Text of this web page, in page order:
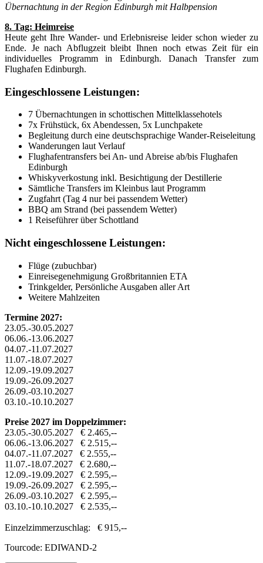
Übernachtung in der Region Edinburgh mit Halbpension
8. Tag: Heimreise
Heute geht Ihre Wander- und Erlebnisreise leider schon wieder zu
Ende. Je nach Abflugzeit bleibt Ihnen noch etwas Zeit für ein
individuelles Programm in Edinburgh. Danach Transfer zum
Flughafen Edinburgh.
Eingeschlossene Leistungen:
7 Übernachtungen in schottischen Mittelklassehotels
7x Frühstück, 6x Abendessen, 5x Lunchpakete
Begleitung durch eine deutschsprachige Wander-Reiseleitung
Wanderungen laut Verlauf
Flughafentransfers bei An- und Abreise ab/bis Flughafen
Edinburgh
Whiskyverkostung inkl. Besichtigung der Destillerie
Sämtliche Transfers im Kleinbus laut Programm
Zugfahrt (Tag 4 nur bei passendem Wetter)
BBQ am Strand (bei passendem Wetter)
1 Reiseführer über Schottland
Nicht eingeschlossene Leistungen:
Flüge (zubuchbar)
Einreisegenehmigung Großbritannien ETA
Trinkgelder, Persönliche Ausgaben aller Art
Weitere Mahlzeiten
Termine 2027:
23.05.-30.05.2027
06.06.-13.06.2027
04.07.-11.07.2027
11.07.-18.07.2027
12.09.-19.09.2027
19.09.-26.09.2027
26.09.-03.10.2027
03.10.-10.10.2027
Preise 2027 im Doppelzimmer:
23.05.-30.05.2027 € 2.465,--
06.06.-13.06.2027 € 2.515,--
04.07.-11.07.2027 € 2.555,--
11.07.-18.07.2027 € 2.680,--
12.09.-19.09.2027 € 2.595,--
19.09.-26.09.2027 € 2.595,--
26.09.-03.10.2027 € 2.595,--
03.10.-10.10.2027 € 2.535,--
Einzelzimmerzuschlag: € 915,--
Tourcode: EDIWAND-2